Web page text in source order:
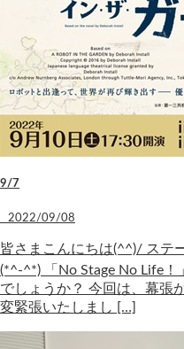
9/7
2022/09/08
皆さまこんにちは(^^)/ ステ
(*^-^*) 「No Stage No Life
でしょうか？ 今回は、幕張
変緊張いたしまし […]